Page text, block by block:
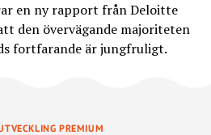
en ny rapport från Deloitte
den övervägande majoriteten
fortfarande är jungfruligt.
PREMIUM